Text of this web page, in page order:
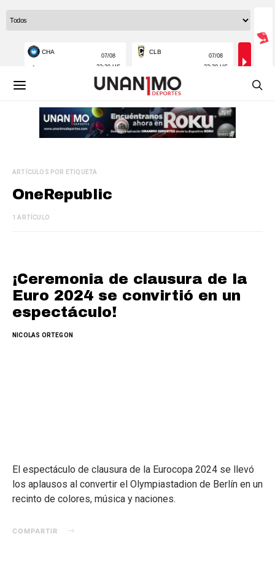
ARTÍCULOS POR ETIQUETA
OneRepublic
1 ARTÍCULO
¡Ceremonia de clausura de la
Euro 2024 se convirtió en un
espectáculo!
NICOLAS ORTEGON
El espectáculo de clausura de la Eurocopa 2024 se llevó
los aplausos al convertir el Olympiastadion de Berlín en un
recinto de colores, música y naciones.
COMPARTIR